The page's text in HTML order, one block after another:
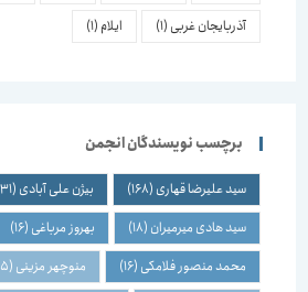
آذربایجان غربی(1) ایلام(1)
برچسب نویسندگان انجمن
سید علیرضا قهاری(168) بیژن علی آبادی(31)
سید هادی میرمیران(18) بهروز مرباغی(16)
محمد منصور فلامکی(16) منوچهر مزینی(15)